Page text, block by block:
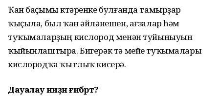
Ҡан баҫымы күтәренке булғанда тамырҙар
ҡыҫыла, был ҡан әйләнешен, ағзалар һәм
туҡымаларҙың кислород менән туйыныуын
ҡыйынлаштыра. Бигерәк тә мейе туҡымалары
кислородҡа ҡытлыҡ кисерә.
Дауалау ниҙән ғибәрәт?